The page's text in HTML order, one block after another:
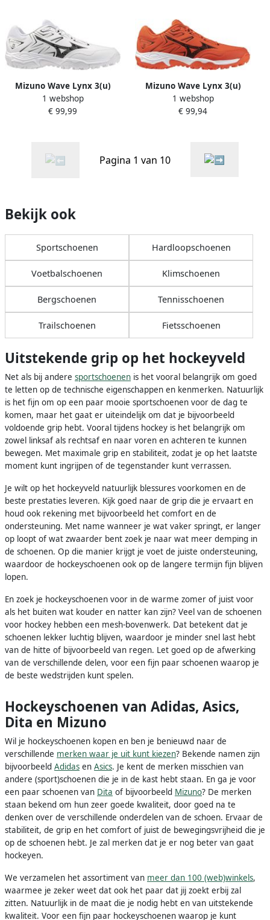
Mizuno Wave Lynx 3(u)
Hockey Hockeyschoenen
Veld
1 webshop
€ 99,99
Mizuno Wave Lynx 3(u)
Hockey Hockeyschoenen
Veld
1 webshop
€ 99,94
Pagina 1 van 10
Bekijk ook
Sportschoenen Hardloopschoenen
Voetbalschoenen Klimschoenen
Bergschoenen Tennisschoenen
Trailschoenen Fietsschoenen
Uitstekende grip op het hockeyveld
Net als bij andere sportschoenen is het vooral belangrijk om goed
te letten op de technische eigenschappen en kenmerken. Natuurlijk
is het fijn om op een paar mooie sportschoenen voor de dag te
komen, maar het gaat er uiteindelijk om dat je bijvoorbeeld
voldoende grip hebt. Vooral tijdens hockey is het belangrijk om
zowel linksaf als rechtsaf en naar voren en achteren te kunnen
bewegen. Met maximale grip en stabiliteit, zodat je op het laatste
moment kunt ingrijpen of de tegenstander kunt verrassen.
Je wilt op het hockeyveld natuurlijk blessures voorkomen en de
beste prestaties leveren. Kijk goed naar de grip die je ervaart en
houd ook rekening met bijvoorbeeld het comfort en de
ondersteuning. Met name wanneer je wat vaker springt, er langer
op loopt of wat zwaarder bent zoek je naar wat meer demping in
de schoenen. Op die manier krijgt je voet de juiste ondersteuning,
waardoor de hockeyschoenen ook op de langere termijn fijn blijven
lopen.
En zoek je hockeyschoenen voor in de warme zomer of juist voor
als het buiten wat kouder en natter kan zijn? Veel van de schoenen
voor hockey hebben een mesh-bovenwerk. Dat betekent dat je
schoenen lekker luchtig blijven, waardoor je minder snel last hebt
van de hitte of bijvoorbeeld van regen. Let goed op de afwerking
van de verschillende delen, voor een fijn paar schoenen waarop je
de beste wedstrijden kunt spelen.
Hockeyschoenen van Adidas, Asics,
Dita en Mizuno
Wil je hockeyschoenen kopen en ben je benieuwd naar de
verschillende merken waar je uit kunt kiezen? Bekende namen zijn
bijvoorbeeld Adidas en Asics. Je kent de merken misschien van
andere (sport)schoenen die je in de kast hebt staan. En ga je voor
een paar schoenen van Dita of bijvoorbeeld Mizuno? De merken
staan bekend om hun zeer goede kwaliteit, door goed na te
denken over de verschillende onderdelen van de schoen. Ervaar de
stabiliteit, de grip en het comfort of juist de bewegingsvrijheid die je
op de schoenen hebt. Je zal merken dat je er nog beter van gaat
hockeyen.
We verzamelen het assortiment van meer dan 100 (web)winkels,
waarmee je zeker weet dat ook het paar dat jij zoekt erbij zal
zitten. Natuurlijk in de maat die je nodig hebt en van uitstekende
kwaliteit. Voor een fijn paar hockeyschoenen waarop je kunt